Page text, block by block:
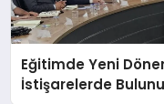
Eğitimde Yeni
İstişarelerde